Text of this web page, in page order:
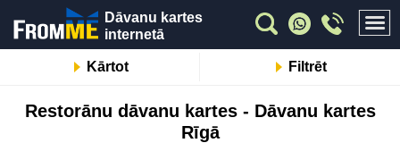
Dāvanu kartes
internetā
Kārtot Filtrēt
Restorānu dāvanu kartes - Dāvanu kartes
Rīgā